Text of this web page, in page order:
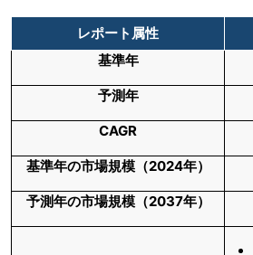
レポート属性
基準年
予測年
CAGR
基準年の市場規模（2024年）
予測年の市場規模（2037年）